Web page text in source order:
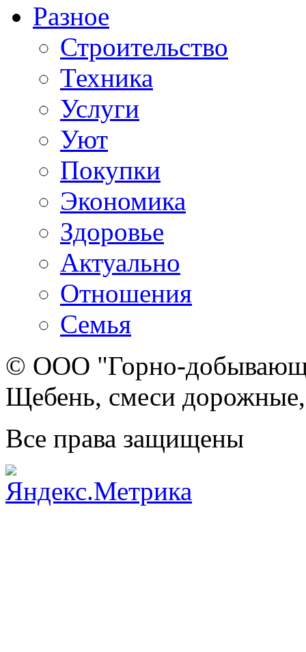
Разное
Строительство
Техника
Услуги
Уют
Покупки
Экономика
Здоровье
Актуально
Отношения
Семья
© ООО "Горно-
Щебень, смеси
Все права защищены